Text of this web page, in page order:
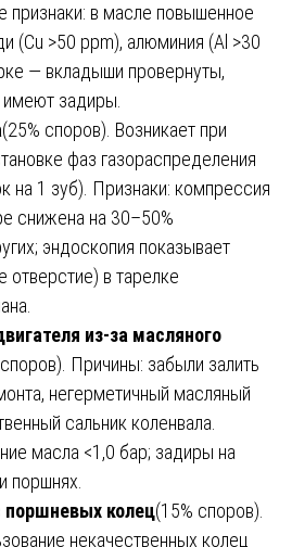
признаки: в масле повышенное
(Cu >50 ppm), алюминия (Al >30
— вкладыши провернуты,
задиры.
(25% споров). Возникает при
фаз газораспределения
на 1 зуб). Признаки: компрессия
снижена на 30–50%
эндоскопия показывает
отверстие) в тарелке
из-за масляного
Причины: забыли залить
негерметичный масляный
сальник коленвала.
масла <1,0 бар; задиры на
поршнях.
колец(15% споров).
некачественных колец